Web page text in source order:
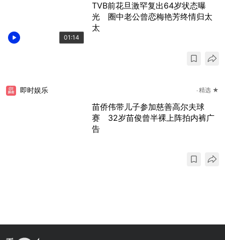
01:14
TVB前花旦激罕复出64岁状态曝
光 圈中老公曾恋梅艳芳终情归太
太
即时娱乐 精选 ★
苗侨伟带儿子参加慈善高尔夫球
赛 32岁苗俊曾半裸上阵拍内裤广
告